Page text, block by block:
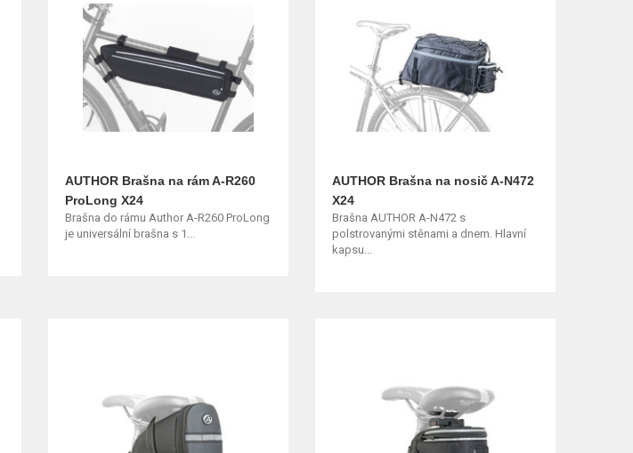
AUTHOR Brašna na rám A-R260
ProLong X24
Brašna do rámu Author A-R260 ProLong
je universální brašna s 1...
AUTHOR Brašna na nosič A-N472
X24
Brašna AUTHOR A-N472 s
polstrovanými stěnami a dnem. Hlavní
kapsu...